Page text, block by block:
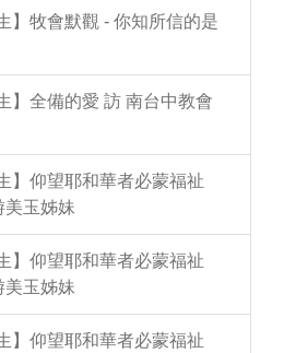
】牧會默觀 - 你知所信的是
】全備的愛 訪 南台中教會
】仰望耶和華者必蒙福祉
美玉姊妹
】仰望耶和華者必蒙福祉
美玉姊妹
】仰望耶和華者必蒙福祉